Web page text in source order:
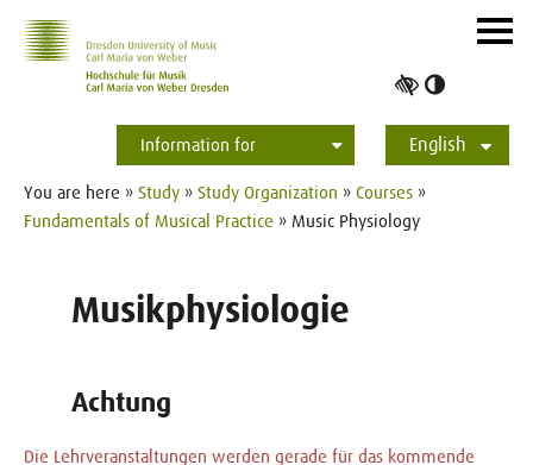
contrast
Information for
Students
Applicants
International
Press
Alumni
English
ein-/
You are here » Study » Study Organization » Courses »
Fundamentals of Musical Practice » Music Physiology
Musikphysiologie
Achtung
Die Lehrveranstaltungen werden gerade für das kommende